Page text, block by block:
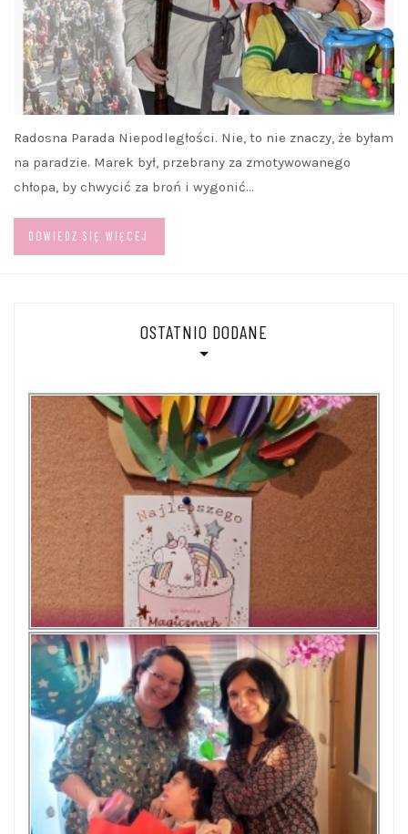
Radosna Parada Niepodległości. Nie, to nie znaczy, że byłam
na paradzie. Marek był, przebrany za zmotywowanego
chłopa, by chwycić za broń i wygonić…
DOWIEDZ SIĘ WIĘCEJ
OSTATNIO DODANE